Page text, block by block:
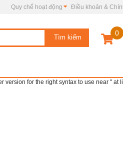
Điều khoản &
Quy chế hoạt động
0
version for the right syntax to use near '' at